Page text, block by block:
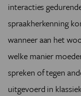
interacties
spraakherkenning
wanneer aan het
welke manier
spreken of tegen
uitgevoerd in